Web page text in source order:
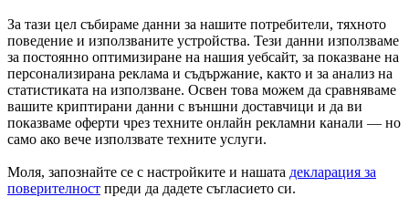
За тази цел събираме данни за нашите потребители, тяхното
поведение и използваните устройства. Тези данни използваме
за постоянно оптимизиране на нашия уебсайт, за показване на
персонализирана реклама и съдържание, както и за анализ на
статистиката на използване. Освен това можем да сравняваме
вашите криптирани данни с външни доставчици и да ви
показваме оферти чрез техните онлайн рекламни канали — но
само ако вече използвате техните услуги.
Моля, запознайте се с настройките и нашата декларация за
поверителност преди да дадете съгласието си.